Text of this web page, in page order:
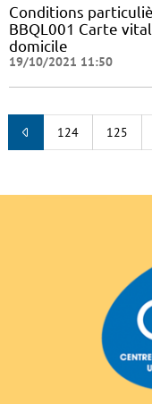
Conditions
BBQL001 Carte
domicile
19/10/2021 11:50
124 125